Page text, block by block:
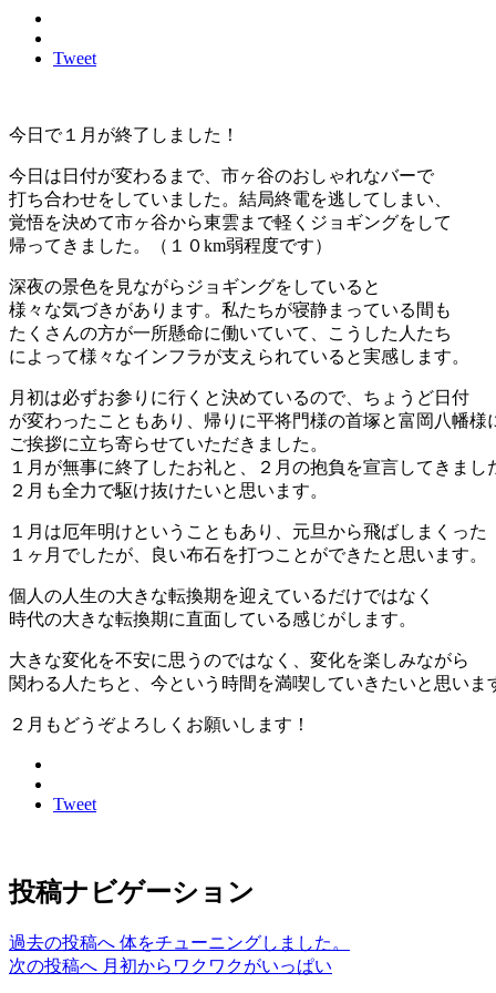
Tweet
今日で１月が終了しました！
今日は日付が変わるまで、市ヶ谷のおしゃれなバーで
打ち合わせをしていました。結局終電を逃してしまい、
覚悟を決めて市ヶ谷から東雲まで軽くジョギングをして
帰ってきました。（１０km弱程度です）
深夜の景色を見ながらジョギングをしていると
様々な気づきがあります。私たちが寝静まっている間も
たくさんの方が一所懸命に働いていて、こうした人たち
によって様々なインフラが支えられていると実感します。
月初は必ずお参りに行くと決めているので、ちょうど日付
が変わったこともあり、帰りに平将門様の首塚と富岡八幡様
ご挨拶に立ち寄らせていただきました。
１月が無事に終了したお礼と、２月の抱負を宣言してきまし
２月も全力で駆け抜けたいと思います。
１月は厄年明けということもあり、元旦から飛ばしまくった
１ヶ月でしたが、良い布石を打つことができたと思います。
個人の人生の大きな転換期を迎えているだけではなく
時代の大きな転換期に直面している感じがします。
大きな変化を不安に思うのではなく、変化を楽しみながら
関わる人たちと、今という時間を満喫していきたいと思いま
２月もどうぞよろしくお願いします！
Tweet
投稿ナビゲーション
過去の投稿へ 体をチューニングしました。
次の投稿へ 月初からワクワクがいっぱい